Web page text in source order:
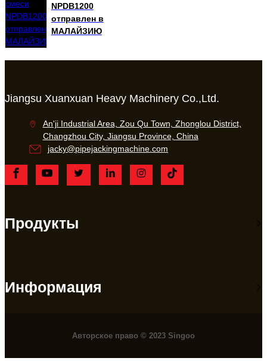
NPDB1200
отправлен в
МАЛАЙЗИЮ
Jiangsu Xuanxuan Heavy Machinery Co.,Ltd.
An'ji Industrial Area, Zou Qu Town, Zhonglou District,
Changzhou City, Jiangsu Province, China
jacky@pipejackingmachine.com
Продукты
Информация
Авторское право © 2023 Singoo